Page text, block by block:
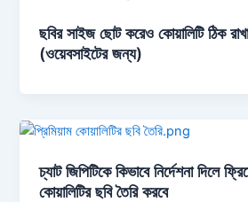
ছবির সাইজ ছোট করেও কোয়ালিটি ঠিক
(ওয়েবসাইটের জন্য)
চ্যাট জিপিটিকে কিভাবে নির্দেশনা দিলে
কোয়ালিটির ছবি তৈরি করবে